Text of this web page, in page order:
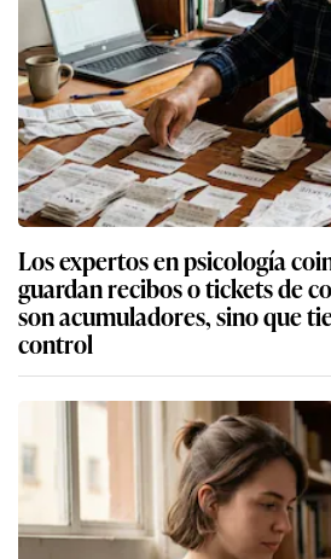
Los expertos en psicología
guardan recibos o tickets de
son acumuladores, sino que
control